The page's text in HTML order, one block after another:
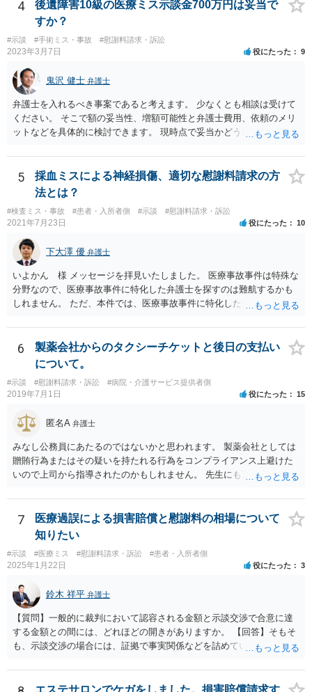
4
後遺障害10級の医療ミス示談金700万円は妥当で
すか？
#示談 #手術ミス・事故 #慰謝料請求・訴訟
2023年3月7日 役にたった 9
鬼沢 健士 弁護士
弁護士を入れるべき事案であると考えます。 少なくとも相談は受けて
ください。 そこで額の妥当性、増額可能性と弁護士費用、依頼のメリ
ットなどを具体的に検討できます。 現時点で妥当かどうかを即断する
5
採血ミスによる神経損傷、適切な慰謝料請求の方
法とは？
#検査ミス・事故 #患者・入所者側 #示談 #慰謝料請求・訴訟
2021年7月23日 役にたった 10
下大澤 優 弁護士
いよかん 様 メッセージを拝見いたしました。 医療事故事件は特殊な
分野なので、医療事故事件に特化した弁護士を探すのは難航するかも
しれません。 ただ、本件では、医療事故事件に特化した弁護士でなく
の過失（医療ミス）の立証なのですが、本件では過失自体には争いが
ないため、損害額の立証が主なポイントになります。 損害額に立証に
関しては、交通事故事件と同様の発想で考えればよいので、対応でき
れることも可能ではありますが、相手方保険会社は容易に増額に応じ
ない（多少の増額はあり得るとしても、裁判基準での和解は難しい）
と思われます。 弁護士が介入することにより提示額が大きく変わるこ
とは多々あるため、可能であれば弁護士に依頼した上での交渉をお勧
めしたいところです。
6
製薬会社からのタクシーチケットと後日の支払い
について。
#示談 #慰謝料請求・訴訟 #病院・介護サービス提供者側
2019年7月1日 役にたった 15
匿名A 弁護士
みなし公務員にあたるのではないかと思われます。 製薬会社としては
贈賄行為またはその疑いを持たれる行為をコンプライアンス上避けた
いので上司から指導されたのかもしれません。 先生にも万一迷惑をか
7
医療過誤による損害賠償と慰謝料の相場について
知りたい
#示談 #医療ミス #慰謝料請求・訴訟 #患者・入所者側
2025年1月22日 役にたった 3
鈴木 祥平 弁護士
【質問】一般的に裁判において認容される金額と示談交渉で合意に達
する金額との間には、どれほどの開きがありますか。 【回答】そもそ
も、示談交渉の場合には、証拠で事実関係などを詰めていないことが
程度にはなると思います。
エステサロンでケガをしました。損害賠償請求す